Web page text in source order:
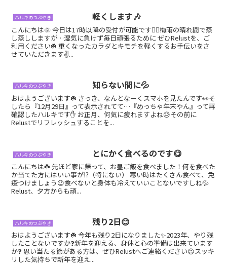
ハルキのつぶやき 軽くします🎶
こんにちは🌞 今日は17時以降の受付が可能です🙆‍♀️梅雨の晴れ間で蒸
し蒸ししますが…湿気に負けず毎日頑張るために ぜひRelustを、ご
利用ください☘️ 重くなったカラダとキモチを軽くするお手伝いをさ
せていただきます✌...
ハルキのつぶやき 知らない間に💦
おはようございます☘️ さっき、なんとなーくスマホを見たんです👀そ
したら『12月29日』って表示されてて…『めっちゃ年末やん』って再
確認したハルキです✋ お正月、何気に疲れますよね😥その前に
Relustでリフレッシュすることを...
ハルキのつぶやき とにかく食べるのです😋
こんにちは☘️ 先ほど家に帰って、お昼ご飯を食べました！何を食べた
か当てた方にはいい事が⁉️（特にない） 寒い時はたくさん食べて、免
疫つけましょう😉食べないと身体も冷えていいことないですしね💦
Relust、夕方からも頑...
ハルキのつぶやき 残り2日😊
おはようございます☘️ 今年も残り2日になりました✨2023年、やり残
したことないですか❓新年を迎える、身体と心の準備は出来ています
か❓ 思い当たる節がある方は、ぜひRelustへご連絡ください😉スッキ
リした気持ちで新年を迎え...